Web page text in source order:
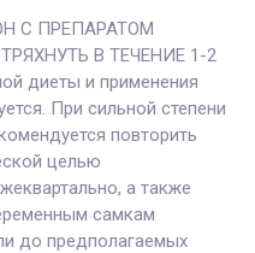
С ПРЕПАРАТОМ
В ТЕЧЕНИЕ 1-2
диеты и применения
При сильной степени
повторить
целью
а также
самкам
до предполагаемых